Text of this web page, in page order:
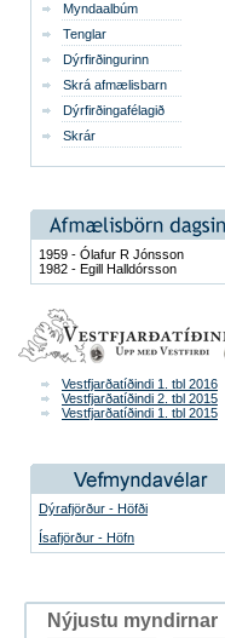
Myndaalbúm
Tenglar
Dýrfirðingurinn
Skrá afmælisbarn
Dýrfirðingafélagið
Skrár
1959 - Ólafur R Jónsson
1982 - Egill Halldórsson
Vestfjarðatíðindi 1. tbl 2016
Vestfjarðatíðindi 2. tbl 2015
Vestfjarðatíðindi 1. tbl 2015
Dýrafjörður - Höfði
Ísafjörður - Höfn
Nýjustu myndirnar